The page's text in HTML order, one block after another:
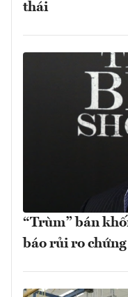
thái
“Trùm” bán
báo rủi ro